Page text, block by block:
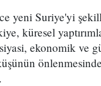
yeni Suriye'yi
küresel
ekonomik ve